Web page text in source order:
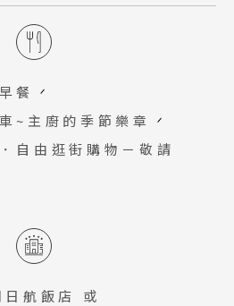
在氛圍。THE RAIL
將筑後的四季美味
嚐。
受購物與美食的樂趣。
廳全都匯聚於此。特別
打造真實尺寸的V鋼彈
為「RX-93ffν鋼
到1：1大小巨型鋼彈。
溫馨的環境。免費提供
餐
~主廚的季節樂章
自由逛街購物－敬請
日航飯店
或